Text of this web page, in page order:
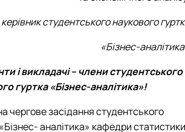
керівник студентського наукового
«Бізнес-
і викладачі – члени студентського
гуртка «Бізнес-аналітика»!
чергове засідання студентського
аналітика» кафедри статистики